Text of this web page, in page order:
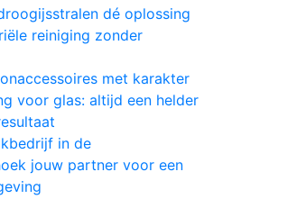
dé oplossing
reiniging zonder
met karakter
voor glas: altijd een helder
in de
jouw partner voor een